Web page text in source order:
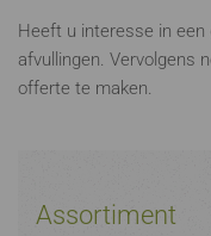
Heeft u interesse in een
afvullingen. Vervolgens
offerte te maken.
Assortiment